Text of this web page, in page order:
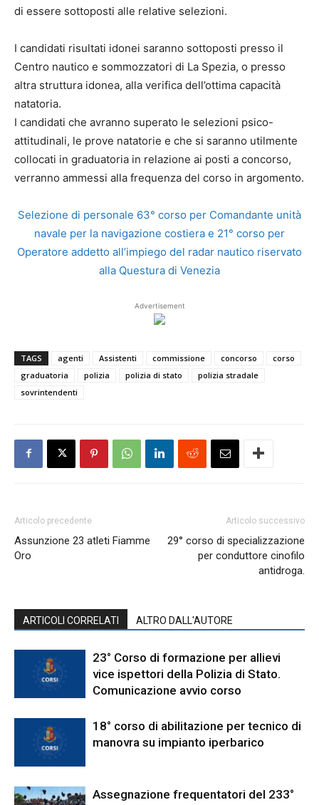
di essere sottoposti alle relative selezioni.
I candidati risultati idonei saranno sottoposti presso il
Centro nautico e sommozzatori di La Spezia, o presso
altra struttura idonea, alla verifica dell’ottima capacità
natatoria.
I candidati che avranno superato le selezioni psico-
attitudinali, le prove natatorie e che si saranno utilmente
collocati in graduatoria in relazione ai posti a concorso,
verranno ammessi alla frequenza del corso in argomento.
Selezione di personale 63° corso per Comandante unità
navale per la navigazione costiera e 21° corso per
Operatore addetto all’impiego del radar nautico riservato
alla Questura di Venezia
Advertisement
TAGS agenti Assistenti commissione concorso
corso
graduatoria
polizia polizia di stato
polizia stradale
sovrintendenti
Articolo precedente
Assunzione 23 atleti Fiamme
Oro
Articolo successivo
29° corso di specializzazione
per conduttore cinofilo
antidroga.
ARTICOLI CORRELATI ALTRO DALL'AUTORE
23° Corso di formazione per allievi
vice ispettori della Polizia di Stato.
Comunicazione avvio corso
18° corso di abilitazione per tecnico di
manovra su impianto iperbarico
Assegnazione frequentatori del 233°